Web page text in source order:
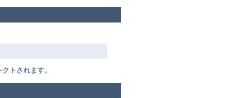
トされます。